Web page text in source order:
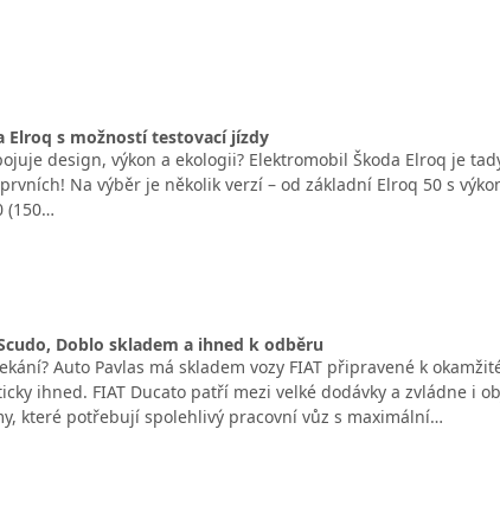
s možností testovací jízdy
design, výkon a ekologii? Elektromobil Škoda Elroq je
Na výběr je několik verzí – od základní Elroq 50 s
(150…
Doblo skladem a ihned k odběru
Auto Pavlas má skladem vozy FIAT připravené k
ihned. FIAT Ducato patří mezi velké dodávky a zvládne i
které potřebují spolehlivý pracovní vůz s maximální…